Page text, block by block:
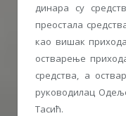
динара су
преостала
као вишак
остварење
средства, а
руководилац
Тасић.